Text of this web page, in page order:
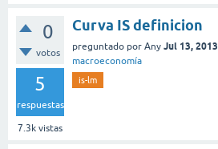
0
votos
5
respuestas
7.3k vistas
Curva IS definicion
preguntado por Any Jul 13, 2013
macroeconomía
is-lm